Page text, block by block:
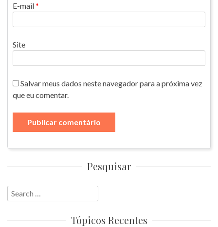
E-mail*
Site
Salvar meus dados neste navegador para a próxima vez
que eu comentar.
Pesquisar
Search
for:
Tópicos Recentes